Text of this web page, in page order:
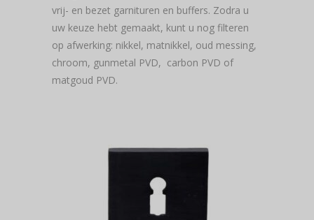
vrij- en bezet garnituren en buffers. Zodra u
uw keuze hebt gemaakt, kunt u nog filteren
op afwerking: nikkel, matnikkel, oud messing,
chroom, gunmetal PVD, carbon PVD of
matgoud PVD.